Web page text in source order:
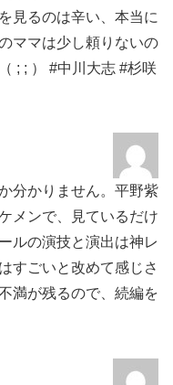
見るのは辛い、本当に
ママは少し頼りないの
; ; ） #中川大志 #杉咲
分かりません。平野紫
メンで、見ているだけ
ルの演技と演出は神レ
すごいと改めて感じさ
満が残るので、続編を